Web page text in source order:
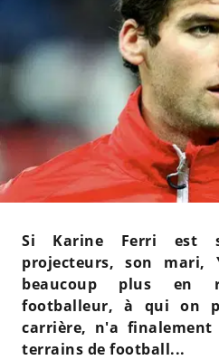
Si Karine Ferri est
projecteurs, son mari,
beaucoup plus en
footballeur, à qui on
carrière, n'a
terrains de football...